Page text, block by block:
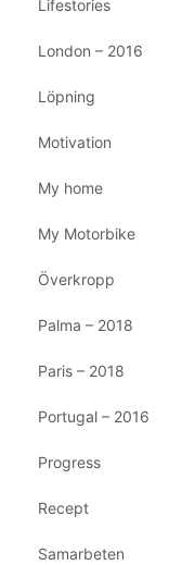
Lifestories
London – 2016
Löpning
Motivation
My home
My Motorbike
Överkropp
Palma – 2018
Paris – 2018
Portugal – 2016
Progress
Recept
Samarbeten